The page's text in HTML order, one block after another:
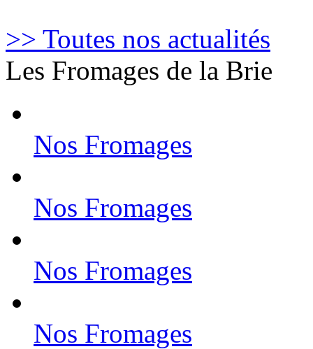
>> Toutes nos actualités
Les Fromages de la Brie
Nos Fromages
Nos Fromages
Nos Fromages
Nos Fromages